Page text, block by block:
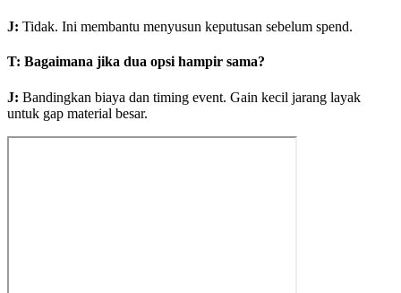
J: Tidak. Ini membantu menyusun keputusan sebelum spend.
T: Bagaimana jika dua opsi hampir sama?
J: Bandingkan biaya dan timing event. Gain kecil jarang layak
untuk gap material besar.